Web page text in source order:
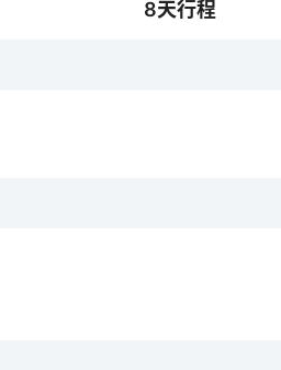
8天行程